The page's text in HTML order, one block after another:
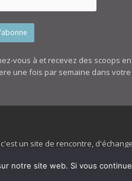
vous à et recevez des scoops
une fois par semaine dans votre
un site de rencontre,
ne sont pas liés au ClubMed
notre site web. Si vous